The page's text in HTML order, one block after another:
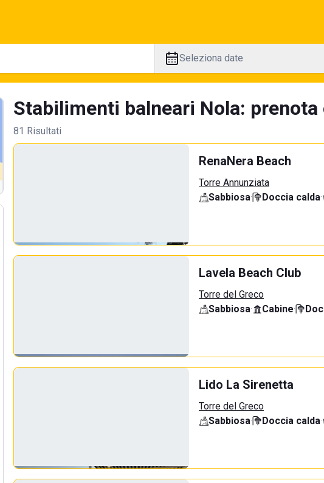
Seleziona date
Stabilimenti balneari Nola:
81 Risultati
RenaNera Beach
Torre Annunziata
Sabbiosa· Doccia calda·
Lavela Beach Club
Torre del Greco
Sabbiosa· Cabine·
Lido La Sirenetta
Torre del Greco
Sabbiosa· Doccia calda·